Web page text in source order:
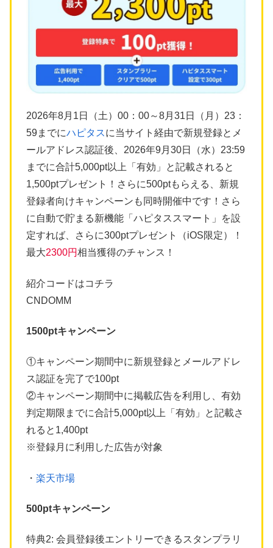
2026年8月1日（土）00：00～8月31日（月）23：
59までにハピタスに当サイト経由で新規登録とメ
ールアドレス認証後、2026年9月30日（水）23:59
までに合計5,000pt以上「有効」と記載されると
1,500ptプレゼント！さらに500ptもらえる、新規
登録者向けキャンペーンも同時開催中です！さら
に自動で貯まる新機能「ハピタススマート」を設
定すれば、さらに300ptプレゼント（iOS限定）！
最大2300円相当獲得のチャンス！
紹介コードはコチラ
CNDOMM
1500ptキャンペーン
①キャンペーン期間中に新規登録とメールアドレ
ス認証を完了で100pt
②キャンペーン期間中に掲載広告を利用し、有効
判定期限までに合計5,000pt以上「有効」と記載さ
れると1,400pt
※登録月に利用した広告が対象
・ 楽天市場
500ptキャンペーン
特典2: 会員登録後エントリーできるスタンプラリ